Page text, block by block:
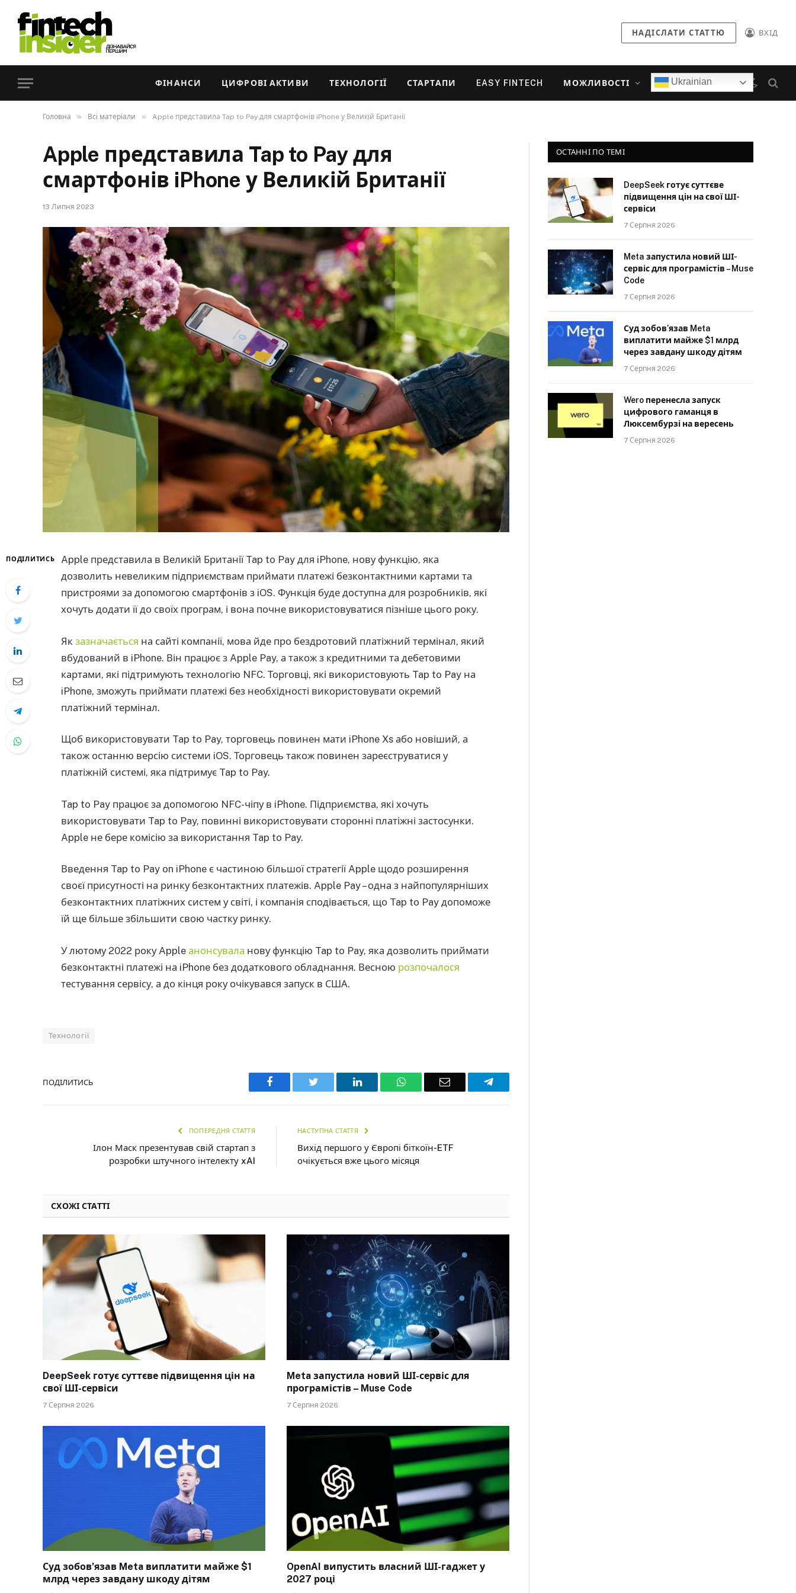
НАДІСЛАТИ СТАТТЮ ВХІД
ФІНАНСИ ЦИФРОВІ АКТИВИ ТЕХНОЛОГІЇ СТАРТАПИ EASY FINTECH МОЖЛИВОСТІ Ukrainian
Головна » Всі матеріали » Apple представила Tap to Pay для смартфонів iPhone у Великій Британії
Apple представила Tap to Pay для
смартфонів iPhone у Великій Британії
13 Липня 2023
ПОДІЛИТИСЬ
Apple представила в Великій Британії Tap to Pay для iPhone, нову функцію, яка
дозволить невеликим підприємствам приймати платежі безконтактними картами та
пристроями за допомогою смартфонів з iOS. Функція буде доступна для розробників, які
хочуть додати її до своїх програм, і вона почне використовуватися пізніше цього року.
Як зазначається на сайті компанії, мова йде про бездротовий платіжний термінал, який
вбудований в iPhone. Він працює з Apple Pay, а також з кредитними та дебетовими
картами, які підтримують технологію NFC. Торговці, які використовують Tap to Pay на
iPhone, зможуть приймати платежі без необхідності використовувати окремий
платіжний термінал.
Щоб використовувати Tap to Pay, торговець повинен мати iPhone Xs або новіший, а
також останню версію системи iOS. Торговець також повинен зареєструватися у
платіжній системі, яка підтримує Tap to Pay.
Tap to Pay працює за допомогою NFC-чіпу в iPhone. Підприємства, які хочуть
використовувати Tap to Pay, повинні використовувати сторонні платіжні застосунки.
Apple не бере комісію за використання Tap to Pay.
Введення Tap to Pay on iPhone є частиною більшої стратегії Apple щодо розширення
своєї присутності на ринку безконтактних платежів. Apple Pay – одна з найпопулярніших
безконтактних платіжних систем у світі, і компанія сподівається, що Tap to Pay допоможе
їй ще більше збільшити свою частку ринку.
У лютому 2022 року Apple анонсувала нову функцію Tap to Pay, яка дозволить приймати
безконтактні платежі на iPhone без додаткового обладнання. Весною розпочалося
тестування сервісу, а до кінця року очікувався запуск в США.
Технології
ПОДІЛИТИСЬ Facebook Twitter LinkedIn WhatsAppEmail Telegram
ПОПЕРЕДНЯ СТАТТЯ
Ілон Маск презентував свій стартап з
розробки штучного інтелекту xAI
НАСТУПНА СТАТТЯ
Вихід першого у Європі біткоїн-ETF
очікується вже цього місяця
СХОЖІ СТАТТІ
DeepSeek готує суттєве підвищення цін на
свої ШІ-сервіси
7 Серпня 2026
Meta запустила новий ШІ-сервіс для
програмістів – Muse Code
7 Серпня 2026
Суд зобов’язав Meta виплатити майже $1
млрд через завдану шкоду дітям
OpenAI випустить власний ШІ-гаджет у
2027 році
ОСТАННІ ПО ТЕМІ
DeepSeek готує суттєве
підвищення цін на свої ШІ-
сервіси
7 Серпня 2026
Meta запустила новий ШІ-
сервіс для програмістів – Muse
Code
7 Серпня 2026
Суд зобов’язав Meta
виплатити майже $1 млрд
через завдану шкоду дітям
7 Серпня 2026
Wero перенесла запуск
цифрового гаманця в
Люксембурзі на вересень
7 Серпня 2026